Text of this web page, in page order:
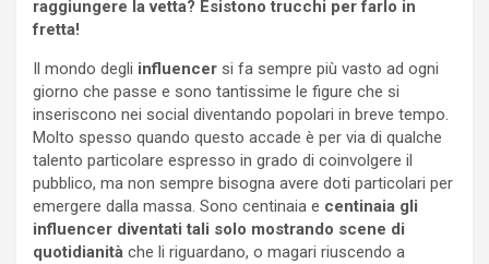
raggiungere la vetta? Esistono trucchi per farlo in
fretta!
Il mondo degli influencer si fa sempre più vasto ad ogni
giorno che passe e sono tantissime le figure che si
inseriscono nei social diventando popolari in breve tempo.
Molto spesso quando questo accade è per via di qualche
talento particolare espresso in grado di coinvolgere il
pubblico, ma non sempre bisogna avere doti particolari per
emergere dalla massa. Sono centinaia e centinaia gli
influencer diventati tali solo mostrando scene di
quotidianità che li riguardano, o magari riuscendo a